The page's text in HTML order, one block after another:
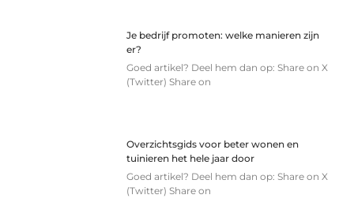
Je bedrijf promoten: welke manieren zijn
er?
Goed artikel? Deel hem dan op: Share on X
(Twitter) Share on
Overzichtsgids voor beter wonen en
tuinieren het hele jaar door
Goed artikel? Deel hem dan op: Share on X
(Twitter) Share on